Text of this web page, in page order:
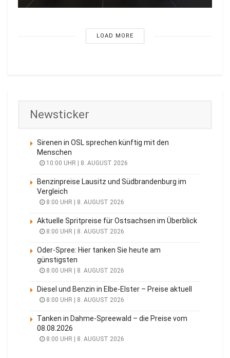
LOAD MORE
Newsticker
Sirenen in OSL sprechen künftig mit den
Menschen
10:00 UHR | 8. AUGUST 2026
Benzinpreise Lausitz und Südbrandenburg im
Vergleich
8:00 UHR | 8. AUGUST 2026
Aktuelle Spritpreise für Ostsachsen im Überblick
8:00 UHR | 8. AUGUST 2026
Oder-Spree: Hier tanken Sie heute am
günstigsten
8:00 UHR | 8. AUGUST 2026
Diesel und Benzin in Elbe-Elster – Preise aktuell
8:00 UHR | 8. AUGUST 2026
Tanken in Dahme-Spreewald – die Preise vom
08.08.2026
8:00 UHR | 8. AUGUST 2026